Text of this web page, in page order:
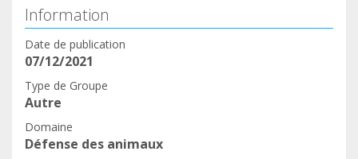
Information
Date de publication
07/12/2021
Type de Groupe
Autre
Domaine
Défense des animaux